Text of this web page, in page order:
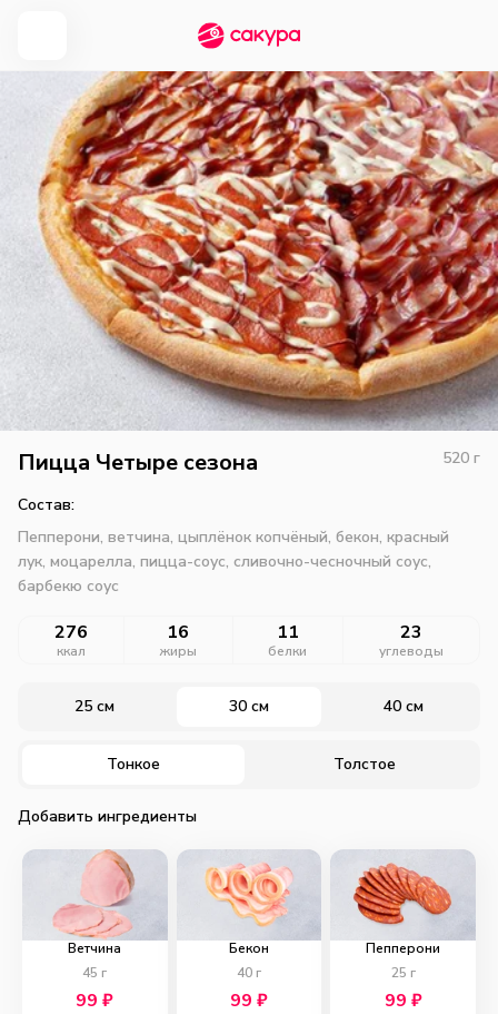
Пицца Четыре сезона 520 г
Состав:
Пепперони, ветчина, цыплёнок копчёный, бекон, красный
лук, моцарелла, пицца-соус, сливочно-чесночный соус,
барбекю соус
276
ккал
16
жиры
11
белки
23
углеводы
25 см 30 см 40 см
Тонкое Толстое
Добавить ингредиенты
Ветчина
45 г
99₽
Бекон
40г
99 ₽
Пепперони
25 г
99 ₽